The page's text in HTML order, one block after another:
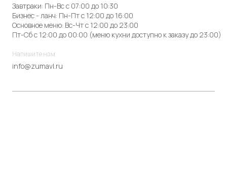
Завтраки: Пн-Вс с 07:00 до 10:30
Бизнес - ланч: Пн-Пт с 12:00 до 16:00
Основное меню: Вс-Чт с 12:00 до 23:00
Пт-Сб с 12:00 до 00:00 (меню кухни доступно к заказу до 23:00)
Напишите нам
info@zumavl.ru